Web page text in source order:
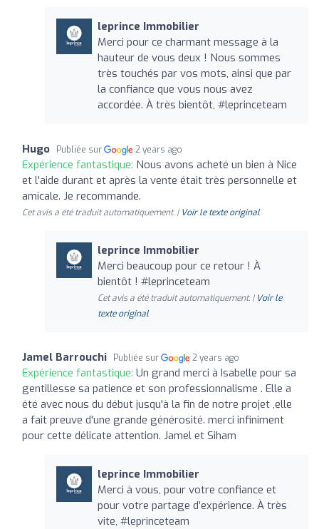
leprince Immobilier
Merci pour ce charmant message à la
hauteur de vous deux ! Nous sommes
très touchés par vos mots, ainsi que par
la confiance que vous nous avez
accordée. À très bientôt, #leprinceteam
Hugo Publiée sur 2 years ago
Expérience fantastique: Nous avons acheté un bien à Nice
et l'aide durant et après la vente était très personnelle et
amicale. Je recommande.
Cet avis a été traduit automatiquement. | Voir le texte original
leprince Immobilier
Merci beaucoup pour ce retour ! À
bientôt ! #leprinceteam
Cet avis a été traduit automatiquement. | Voir le
texte original
Jamel Barrouchi Publiée sur 2 years ago
Expérience fantastique: Un grand merci à Isabelle pour sa
gentillesse sa patience et son professionnalisme . Elle a
été avec nous du début jusqu'à la fin de notre projet ,elle
a fait preuve d'une grande générosité. merci infiniment
pour cette délicate attention. Jamel et Siham
leprince Immobilier
Merci à vous, pour votre confiance et
pour votre partage d’expérience. À très
vite, #leprinceteam